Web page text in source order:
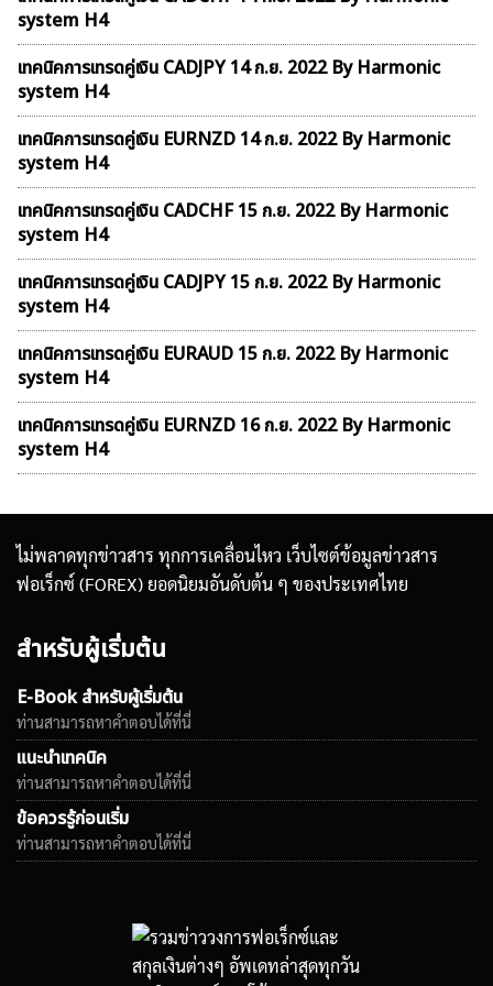
system H4
เทคนิคการเทรดคู่เงิน CADJPY 14 ก.ย. 2022 By Harmonic
system H4
เทคนิคการเทรดคู่เงิน EURNZD 14 ก.ย. 2022 By Harmonic
system H4
เทคนิคการเทรดคู่เงิน CADCHF 15 ก.ย. 2022 By Harmonic
system H4
เทคนิคการเทรดคู่เงิน CADJPY 15 ก.ย. 2022 By Harmonic
system H4
เทคนิคการเทรดคู่เงิน EURAUD 15 ก.ย. 2022 By Harmonic
system H4
เทคนิคการเทรดคู่เงิน EURNZD 16 ก.ย. 2022 By Harmonic
system H4
ไม่พลาดทุกข่าวสาร ทุกการเคลื่อนไหว เว็บไซต์ข้อมูลข่าวสาร
ฟอเร็กซ์ (FOREX) ยอดนิยมอันดับต้น ๆ ของประเทศไทย
สำหรับผู้เริ่มต้น
E-Book สำหรับผู้เริ่มต้น
ท่านสามารถหาคำตอบได้ที่นี่
แนะนำเทคนิค
ท่านสามารถหาคำตอบได้ที่นี่
ข้อควรรู้ก่อนเริ่ม
ท่านสามารถหาคำตอบได้ที่นี่